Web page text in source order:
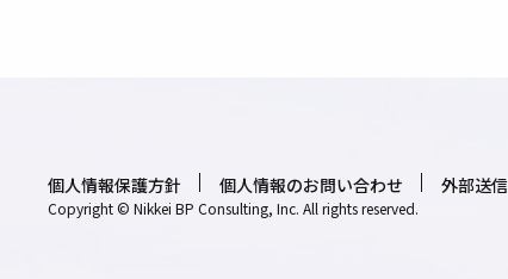
個人情報保護方針 個人情報のお問い合わせ 外部送信
Copyright © Nikkei BP Consulting, Inc. All rights reserved.